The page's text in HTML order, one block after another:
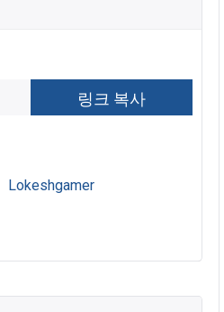
Lokeshgamer